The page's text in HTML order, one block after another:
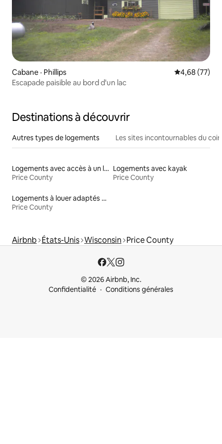
Cabane · Phillips Note
4,68 (77)
Escapade paisible au bord d'un lac
Destinations à découvrir
Autres types de logements Les sites incontournables du coin
Logements avec accès à un lac
Price County
Logements avec kayak
Price County
Logements à louer adaptés aux animaux
Price County
Airbnb États-Unis Wisconsin Price County
© 2026 Airbnb, Inc.
Confidentialité
Conditions générales